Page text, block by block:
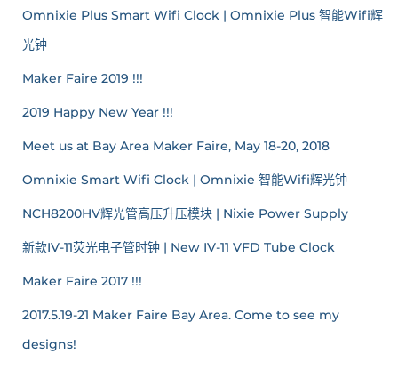
Omnixie Plus Smart Wifi Clock | Omnixie Plus 智能Wifi辉
光钟
Maker Faire 2019 !!!
2019 Happy New Year !!!
Meet us at Bay Area Maker Faire, May 18-20, 2018
Omnixie Smart Wifi Clock | Omnixie 智能Wifi辉光钟
NCH8200HV辉光管高压升压模块 | Nixie Power Supply
新款IV-11荧光电子管时钟 | New IV-11 VFD Tube Clock
Maker Faire 2017 !!!
2017.5.19-21 Maker Faire Bay Area. Come to see my
designs!